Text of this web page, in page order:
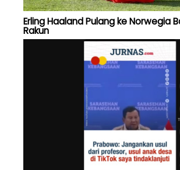
Erling Haaland Pulang ke Norwegia
Rakun